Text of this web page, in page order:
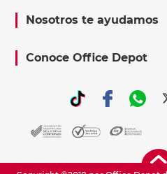
Nosotros te ayudamos
Conoce Office Depot